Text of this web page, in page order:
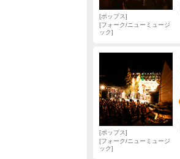
ポップス
フォーク/ニューミュージ
ック
ポップス
フォーク/ニューミュージ
ック